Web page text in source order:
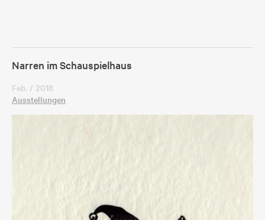
Narren im Schauspielhaus
Feb. / 2018
Ausstellungen